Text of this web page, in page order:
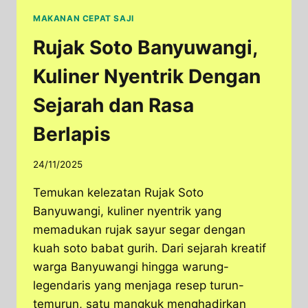
MAKANAN CEPAT SAJI
Rujak Soto Banyuwangi,
Kuliner Nyentrik Dengan
Sejarah dan Rasa
Berlapis
24/11/2025
Temukan kelezatan Rujak Soto
Banyuwangi, kuliner nyentrik yang
memadukan rujak sayur segar dengan
kuah soto babat gurih. Dari sejarah kreatif
warga Banyuwangi hingga warung-
legendaris yang menjaga resep turun-
temurun, satu mangkuk menghadirkan